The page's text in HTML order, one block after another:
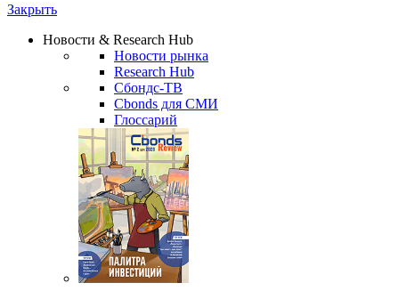
Закрыть
Новости & Research Hub
Новости рынка
Research Hub
Сбондс-ТВ
Cbonds для СМИ
Глоссарий